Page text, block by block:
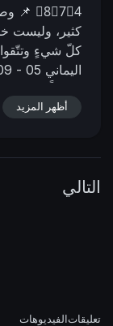
8⃣7⃣4⃣
📌
كثير، وليست
كلّ شيءٍ
اليماني 05 - 09 - 1436 هـ
أظهر المزيد
التالي
تعليقات الفيديوهات